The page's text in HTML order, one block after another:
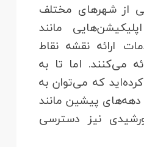
از شهرهای مختلف
مانند
ارائه نقشه نقاط
می‌کنند. اما تا به
که می‌توان به
پیشین مانند
30 و 40 خورشیدی نیز دسترسی